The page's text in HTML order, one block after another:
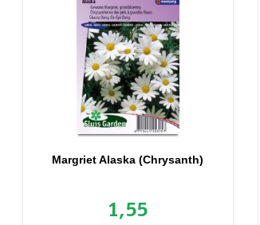
Margriet Alaska (Chrysanth)
1,55